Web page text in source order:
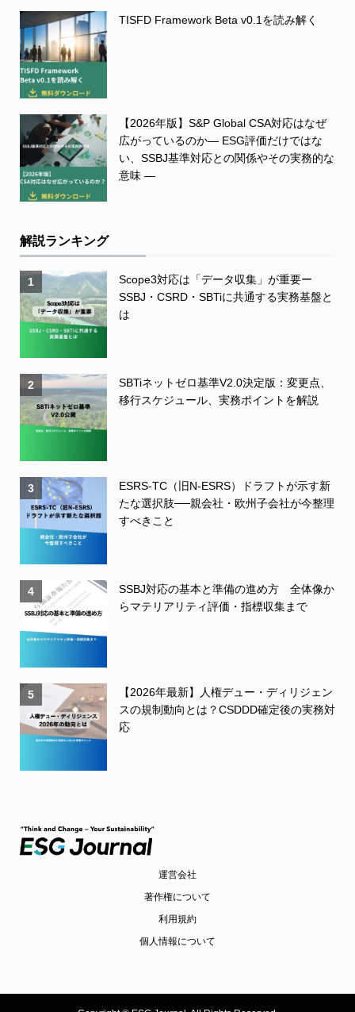
TISFD Framework Beta v0.1を読み解く
【2026年版】S&P Global CSA対応はなぜ
広がっているのか― ESG評価だけではな
い、SSBJ基準対応との関係やその実務的な
意味 ―
解説ランキング
1
Scope3対応は「データ収集」が重要ー
SSBJ・CSRD・SBTiに共通する実務基盤と
は
2
SBTiネットゼロ基準V2.0決定版：変更点、
移行スケジュール、実務ポイントを解説
3
ESRS-TC（旧N-ESRS）ドラフトが示す新
たな選択肢──親会社・欧州子会社が今整理
すべきこと
4
SSBJ対応の基本と準備の進め方 全体像か
らマテリアリティ評価・指標収集まで
5
【2026年最新】人権デュー・ディリジェン
スの規制動向とは？CSDDD確定後の実務対
応
運営会社
著作権について
利用規約
個人情報について